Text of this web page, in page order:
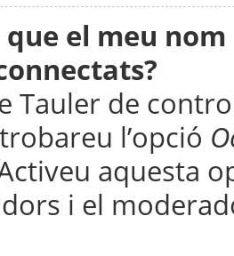
el meu
Tauler de
l’opció
aquesta
i el